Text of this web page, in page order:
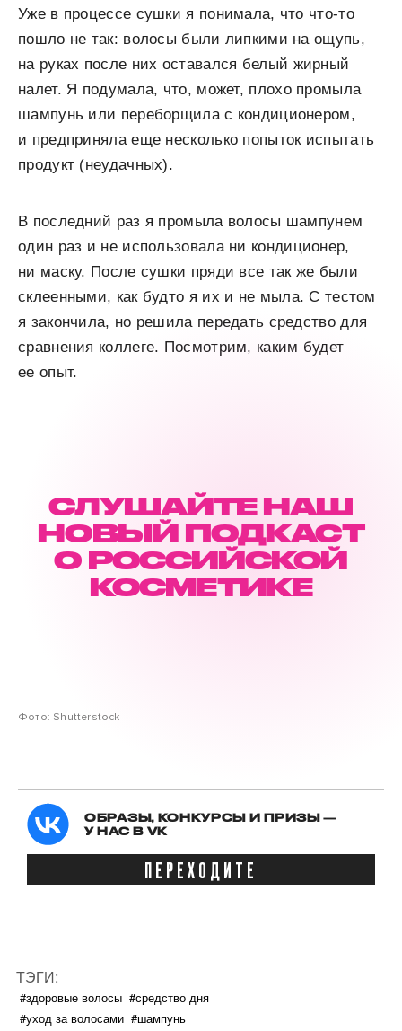
Уже в процессе сушки я понимала, что что-то
пошло не так: волосы были липкими на ощупь,
на руках после них оставался белый жирный
налет. Я подумала, что, может, плохо промыла
шампунь или переборщила с кондиционером,
и предприняла еще несколько попыток испытать
продукт (неудачных).
В последний раз я промыла волосы шампунем
один раз и не использовала ни кондиционер,
ни маску. После сушки пряди все так же были
склеенными, как будто я их и не мыла. С тестом
я закончила, но решила передать средство для
сравнения коллеге. Посмотрим, каким будет
ее опыт.
СЛУШАЙТЕ НАШ
НОВЫЙ ПОДКАСТ
О РОССИЙСКОЙ
КОСМЕТИКЕ
Фото: Shutterstock
ОБРАЗЫ, КОНКУРСЫ И ПРИЗЫ —
У НАС В VK
ПЕРЕХОДИТЕ
ТЭГИ:
#здоровые волосы #средство дня
#уход за волосами #шампунь